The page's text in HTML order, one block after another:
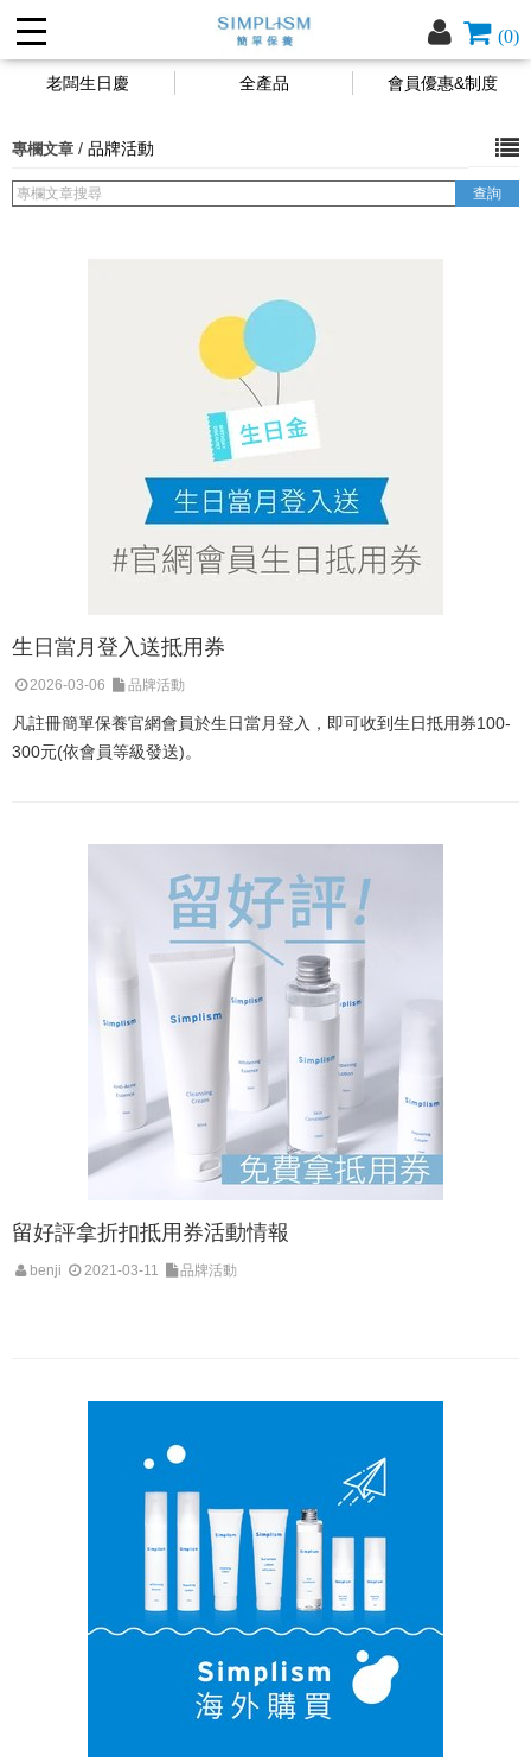
(0)
老闆生日慶 全產品 會員優惠&制度
專欄文章 / 品牌活動
生日當月登入送抵用券
2026-03-06 品牌活動
凡註冊簡單保養官網會員於生日當月登入，即可收到生日抵用券100-
300元(依會員等級發送)。
留好評拿折扣抵用券活動情報
benji 2021-03-11 品牌活動